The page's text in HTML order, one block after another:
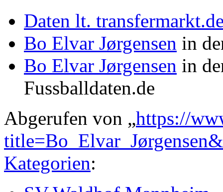
Daten lt.
Bo Elvar Jørgensen in
Bo Elvar Jørgensen in
Fussballdaten.de
Abgerufen von „https://
Kategorien: